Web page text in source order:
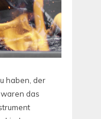
haben, der
das